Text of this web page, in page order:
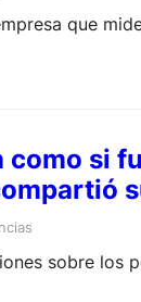
que
como si
sobre los